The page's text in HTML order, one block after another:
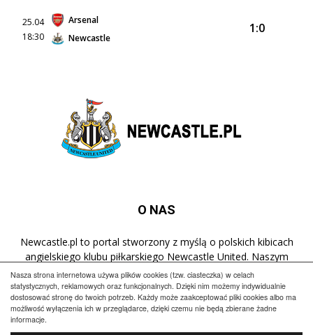
Nasza strona internetowa używa plików cookies (tzw. ciasteczka) w celach
statystycznych, reklamowych oraz funkcjonalnych. Dzięki nim możemy indywidualnie
dostosować stronę do twoich potrzeb. Każdy może zaakceptować pliki cookies albo ma
możliwość wyłączenia ich w przeglądarce, dzięki czemu nie będą zbierane żadne
informacje.
25.04
18:30
Arsenal
Newcastle
1:0
O NAS
Newcastle.pl to portal stworzony z myślą o polskich kibicach
angielskiego klubu piłkarskiego Newcastle United. Naszym
celem jest popularyzacja klubu w Polsce oraz dostarczanie
najnowszych informacji dotyczących zespołu z St James' Park.
Regulamin